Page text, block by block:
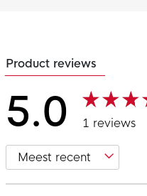
Product reviews
5.0 1 reviews